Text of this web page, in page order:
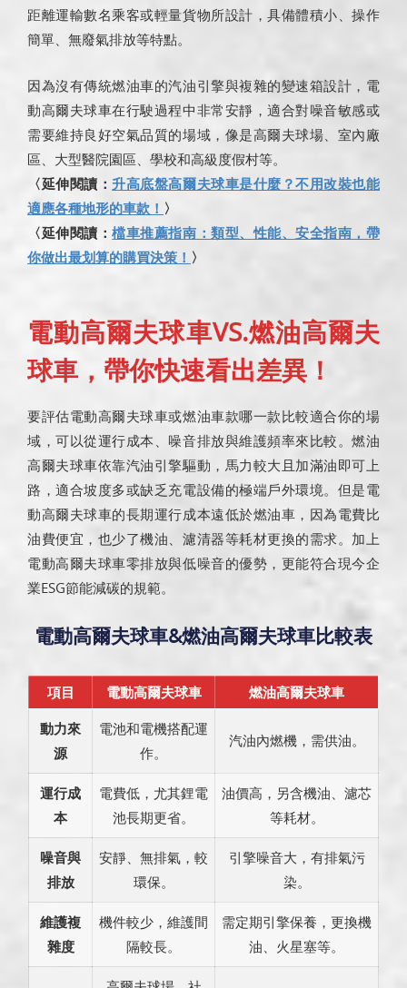
距離運輸數名乘客或輕量貨物所設計，具備體積小、操作
簡單、無廢氣排放等特點。
因為沒有傳統燃油車的汽油引擎與複雜的變速箱設計，電
動高爾夫球車在行駛過程中非常安靜，適合對噪音敏感或
需要維持良好空氣品質的場域，像是高爾夫球場、室內廠
區、大型醫院園區、學校和高級度假村等。
〈延伸閱讀： 升高底盤高爾夫球車是什麼？不用改裝也能
適應各種地形的車款！ 〉
〈延伸閱讀：檔車推薦指南：類型、性能、安全指南，帶
你做出最划算的購買決策！ 〉
電動高爾夫球車VS.燃油高爾夫
球車，帶你快速看出差異！
要評估電動高爾夫球車或燃油車款哪一款比較適合你的場
域，可以從運行成本、噪音排放與維護頻率來比較。燃油
高爾夫球車依靠汽油引擎驅動，馬力較大且加滿油即可上
路，適合坡度多或缺乏充電設備的極端戶外環境。但是電
動高爾夫球車的長期運行成本遠低於燃油車，因為電費比
油費便宜，也少了機油、濾清器等耗材更換的需求。加上
電動高爾夫球車零排放與低噪音的優勢，更能符合現今企
業ESG節能減碳的規範。
電動高爾夫球車&燃油高爾夫球車比較表
項目 電動高爾夫球車
燃油高爾夫球車
動力來
源
電池和電機搭配運
作。
汽油內燃機，需供油。
運行成
本
電費低，尤其鋰電
池長期更省。
油價高，另含機油、濾芯
等耗材。
噪音與
排放
安靜、無排氣，較
環保。
引擎噪音大，有排氣污
染。
維護複
雜度
機件較少，維護間
隔較長。
需定期引擎保養，更換機
油、火星塞等。